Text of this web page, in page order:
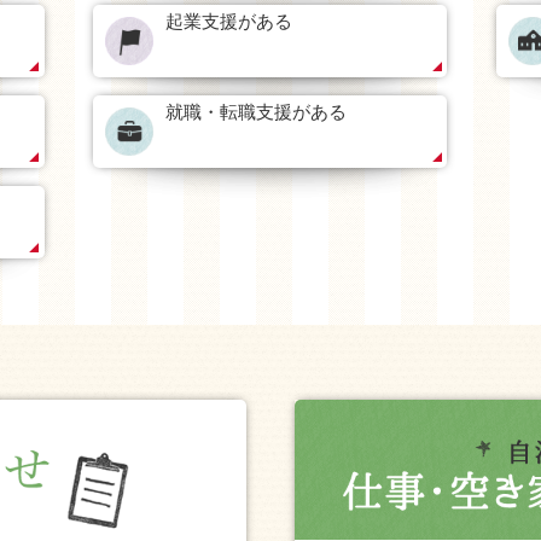
起業支援がある
就職・転職支援がある